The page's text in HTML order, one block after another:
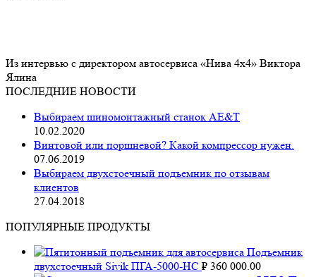
Из интервью с директором автосервиса «Нива 4х4» Виктора
Ялина
ПОСЛЕДНИЕ НОВОСТИ
Выбираем шиномонтажный станок AE&T
10.02.2020
Винтовой или поршневой? Какой компрессор нужен.
07.06.2019
Выбираем двухстоечный подъемник по отзывам
клиентов
27.04.2018
ПОПУЛЯРНЫЕ ПРОДУКТЫ
Подъемник
двухстоечный Sivik ПГА-5000-НС ₽ 360 000.00